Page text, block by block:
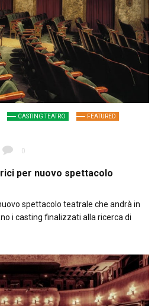
CASTING TEATRO
FEATURED
0
per nuovo spettacolo
spettacolo teatrale che andrà in
i casting finalizzati alla ricerca di